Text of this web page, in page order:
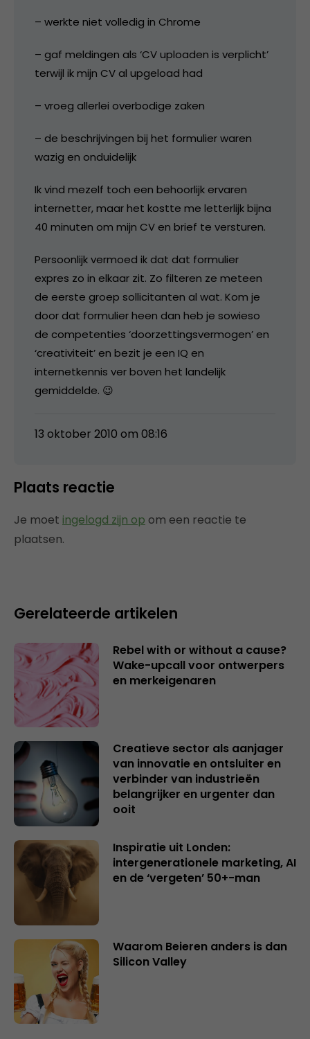
– werkte niet volledig in Chrome
– gaf meldingen als ‘CV uploaden is verplicht’
terwijl ik mijn CV al upgeload had
– vroeg allerlei overbodige zaken
– de beschrijvingen bij het formulier waren
wazig en onduidelijk
Ik vind mezelf toch een behoorlijk ervaren
internetter, maar het kostte me letterlijk bijna
40 minuten om mijn CV en brief te versturen.
Persoonlijk vermoed ik dat dat formulier
expres zo in elkaar zit. Zo filteren ze meteen
de eerste groep sollicitanten al wat. Kom je
door dat formulier heen dan heb je sowieso
de competenties ‘doorzettingsvermogen’ en
‘creativiteit’ en bezit je een IQ en
internetkennis ver boven het landelijk
gemiddelde. 😉
13 oktober 2010 om 08:16
Plaats reactie
Je moet ingelogd zijn op om een reactie te
plaatsen.
Gerelateerde artikelen
Rebel with or without a cause?
Wake-upcall voor ontwerpers
en merkeigenaren
Creatieve sector als aanjager
van innovatie en ontsluiter en
verbinder van industrieën
belangrijker en urgenter dan
ooit
Inspiratie uit Londen:
intergenerationele marketing, AI
en de ‘vergeten’ 50+-man
Waarom Beieren anders is dan
Silicon Valley